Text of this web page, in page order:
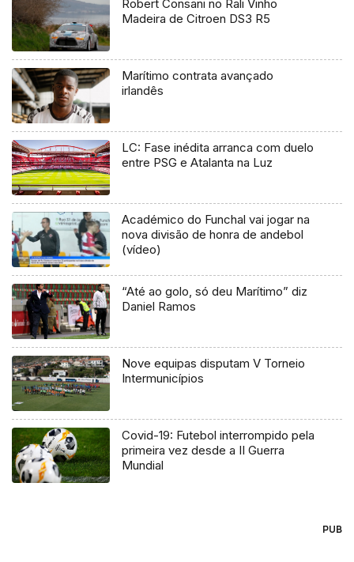
Robert Consani no Rali Vinho
Madeira de Citroen DS3 R5
Marítimo contrata avançado
irlandês
LC: Fase inédita arranca com duelo
entre PSG e Atalanta na Luz
Académico do Funchal vai jogar na
nova divisão de honra de andebol
(vídeo)
“Até ao golo, só deu Marítimo” diz
Daniel Ramos
Nove equipas disputam V Torneio
Intermunicípios
Covid-19: Futebol interrompido pela
primeira vez desde a II Guerra
Mundial
PUB